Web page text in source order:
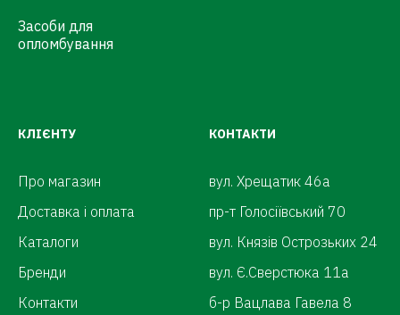
Засоби для
опломбування
КЛІЄНТУ
Про магазин
Доставка і оплата
Каталоги
Бренди
Контакти
КОНТАКТИ
вул. Хрещатик 46а
пр-т Голосіївський 70
вул. Князів Острозьких 24
вул. Є.Сверстюка 11а
б-р Вацлава Гавела 8